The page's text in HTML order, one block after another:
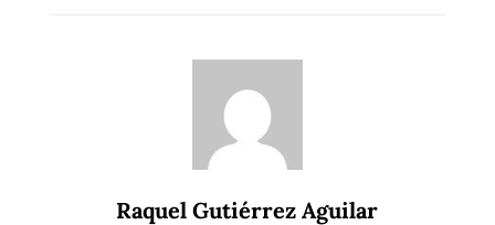
Raquel Gutiérrez Aguilar